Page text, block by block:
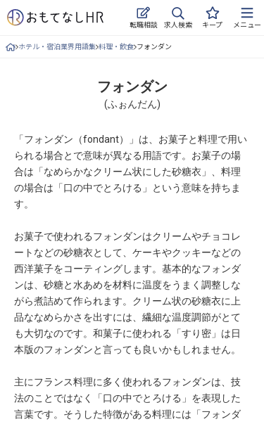
転職相談 求人検索 キープ メニュー
求人・施設を探す
就職・転職 合同説明会
おもてなしHRについて
よくある質問
ホテル・宿泊業界情報コラム
無料 転職サポートに申し込む
採用をお考えの企業様へ
ホテル・宿泊業界用語集 料理・飲食 フォンダン
フォンダン
(ふぉんだん)
「フォンダン（fondant）」は、お菓子と料理で用い
られる場合とで意味が異なる用語です。お菓子の場
合は「なめらかなクリーム状にした砂糖衣」、料理
の場合は「口の中でとろける」という意味を持ちま
す。
お菓子で使われるフォンダンはクリームやチョコレ
ートなどの砂糖衣として、ケーキやクッキーなどの
西洋菓子をコーティングします。基本的なフォンダ
ンは、砂糖と水あめを材料に温度をうまく調整しな
がら煮詰めて作られます。クリーム状の砂糖衣に上
品ななめらかさを出すには、繊細な温度調節がとて
も大切なのです。和菓子に使われる「すり密」は日
本版のフォンダンと言っても良いかもしれません。
主にフランス料理に多く使われるフォンダンは、技
法のことではなく「口の中でとろける」を表現した
言葉です。そうした特徴がある料理には「フォンダ